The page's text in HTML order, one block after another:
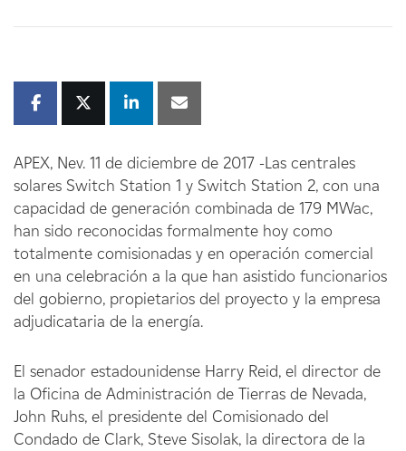
APEX, Nev. 11 de diciembre de 2017 -Las centrales
solares Switch Station 1 y Switch Station 2, con una
capacidad de generación combinada de 179 MWac,
han sido reconocidas formalmente hoy como
totalmente comisionadas y en operación comercial
en una celebración a la que han asistido funcionarios
del gobierno, propietarios del proyecto y la empresa
adjudicataria de la energía.
El senador estadounidense Harry Reid, el director de
la Oficina de Administración de Tierras de Nevada,
John Ruhs, el presidente del Comisionado del
Condado de Clark, Steve Sisolak, la directora de la